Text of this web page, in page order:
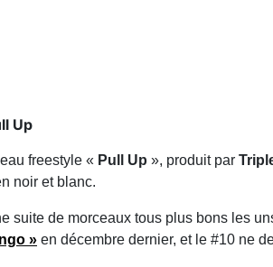
Up
freestyle « Pull Up », produit par
noir et blanc.
suite de morceaux tous plus bons les
» en décembre dernier, et le #10 ne